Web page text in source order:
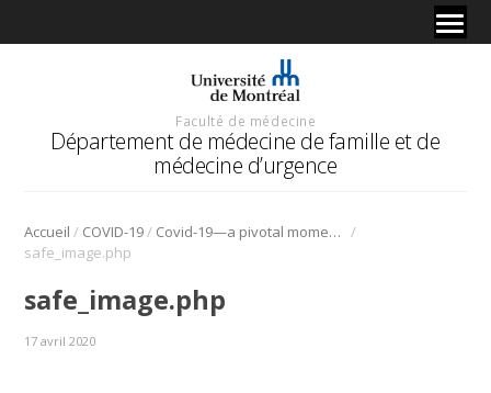
Faculté de médecine
Département de médecine de famille et de
médecine d’urgence
Accueil / COVID-19/ Covid-19—a pivotal moment in community care /
safe_image.php
safe_image.php
17 avril 2020